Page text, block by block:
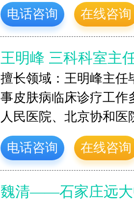
电话咨询 在线咨询
王明峰 三科科室主
擅长领域：王明峰主任
事皮肤病临床诊疗工作
人民医院、北京协和
电话咨询 在线咨询
魏清——石家庄远大